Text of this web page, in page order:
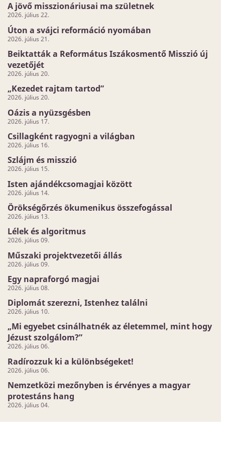
A jövő misszionáriusai ma születnek
2026. július 22.
Úton a svájci reformáció nyomában
2026. július 21.
Beiktatták a Református Iszákosmentő Misszió új
vezetőjét
2026. július 20.
„Kezedet rajtam tartod”
2026. július 20.
Oázis a nyüzsgésben
2026. július 17.
Csillagként ragyogni a világban
2026. július 16.
Szlájm és misszió
2026. július 15.
Isten ajándékcsomagjai között
2026. július 14.
Örökségőrzés ökumenikus összefogással
2026. július 13.
Lélek és algoritmus
2026. július 09.
Műszaki projektvezetői állás
2026. július 09.
Egy napraforgó magjai
2026. július 08.
Diplomát szerezni, Istenhez találni
2026. július 10.
„Mi egyebet csinálhatnék az életemmel, mint hogy
Jézust szolgálom?”
2026. július 06.
Radírozzuk ki a különbségeket!
2026. július 06.
Nemzetközi mezőnyben is érvényes a magyar
protestáns hang
2026. július 04.